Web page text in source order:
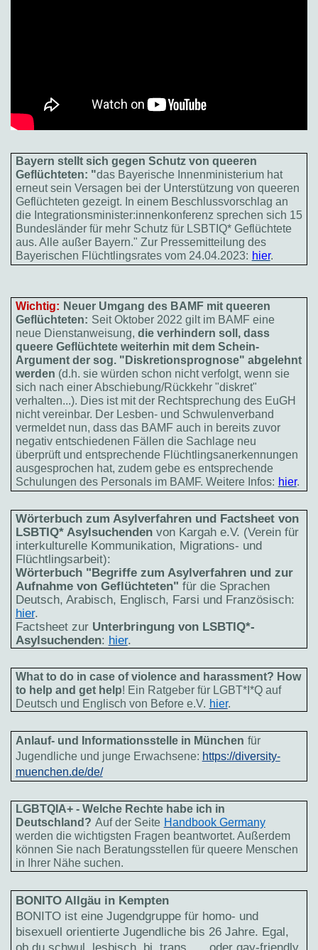
Bayern stellt sich gegen Schutz von queeren
Geflüchteten: "das Bayerische Innenministerium hat
erneut sein Versagen bei der Unterstützung von queeren
Geflüchteten gezeigt. In einem Beschlussvorschlag an
die Integrationsminister:innenkonferenz sprechen sich 15
Bundesländer für mehr Schutz für LSBTIQ* Geflüchtete
aus. Alle außer Bayern." Zur Pressemitteilung des
Bayerischen Flüchtlingsrates vom 24.04.2023: hier.
Wichtig: Neuer Umgang des BAMF mit queeren
Geflüchteten: Seit Oktober 2022 gilt im BAMF eine
neue Dienstanweisung, die verhindern soll, dass
queere Geflüchtete weiterhin mit dem Schein-
Argument der sog. "Diskretionsprognose" abgelehnt
werden (d.h. sie würden schon nicht verfolgt, wenn sie
sich nach einer Abschiebung/Rückkehr "diskret"
verhalten...). Dies ist mit der Rechtsprechung des EuGH
nicht vereinbar. Der Lesben- und Schwulenverband
vermeldet nun, dass das BAMF auch in bereits zuvor
negativ entschiedenen Fällen die Sachlage neu
überprüft und entsprechende Flüchtlingsanerkennungen
ausgesprochen hat, zudem gebe es entsprechende
Schulungen des Personals im BAMF. Weitere Infos: hier.
Wörterbuch zum Asylverfahren und Factsheet von
LSBTIQ* Asylsuchenden von Kargah e.V. (Verein für
interkulturelle Kommunikation, Migrations- und
Flüchtlingsarbeit):
Wörterbuch "Begriffe zum Asylverfahren und zur
Aufnahme von Geflüchteten" für die Sprachen
Deutsch, Arabisch, Englisch, Farsi und Französisch:
hier.
Factsheet zur Unterbringung von LSBTIQ*-
Asylsuchenden: hier.
What to do in case of violence and harassment? How
to help and get help! Ein Ratgeber für LGBT*I*Q auf
Deutsch und Englisch von Before e.V. hier.
Anlauf- und Informationsstelle in München für
Jugendliche und junge Erwachsene: https://diversity-
muenchen.de/de/
LGBTQIA+ - Welche Rechte habe ich in
Deutschland? Auf der Seite Handbook Germany
werden die wichtigsten Fragen beantwortet. Außerdem
können Sie nach Beratungsstellen für queere Menschen
in Ihrer Nähe suchen.
BONITO Allgäu in Kempten
BONITO ist eine Jugendgruppe für homo- und
bisexuell orientierte Jugendliche bis 26 Jahre. Egal,
ob du schwul, lesbisch, bi, trans, … oder gay-friendly